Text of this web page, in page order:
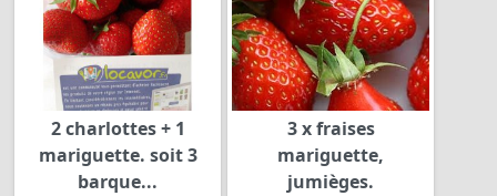
2 charlottes + 1
mariguette. soit 3
barque...
3 x fraises
mariguette,
jumièges.